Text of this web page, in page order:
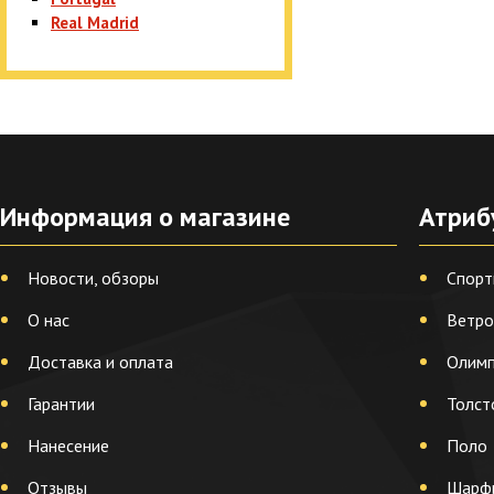
Real Madrid
Информация о магазине
Новости, обзоры
О нас
Доставка и оплата
Гарантии
Нанесение
Отзывы
Поло